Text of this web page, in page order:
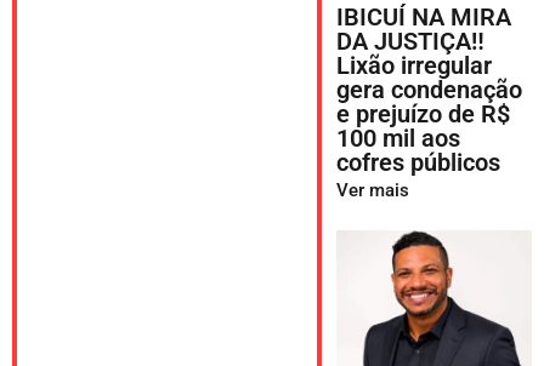
IBICUÍ NA MIRA
DA JUSTIÇA‼️
Lixão irregular
gera condenação
e prejuízo de R$
100 mil aos
cofres públicos
Ver mais